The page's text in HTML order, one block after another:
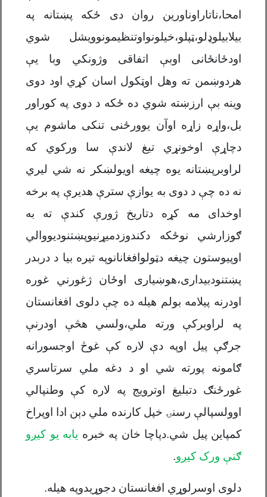
امحا،ناتاراوناورین روان دی ځکه پښتانه په
بیلابیلوډلو،ټپلو،خیلونواوتنظیمونوویشل شوي
اودځانځانی اوبې اتفاقی وژونکي وبا یې
هردوښمن ته وهل اوټکول اسان کړي اود دوی
وینه بې ارزښته شوي ده ځکه د دوی په کوراور
بل،واړه زاړه اوآن یوورځنی تنکی ماشوم یې
دچاړې اوخونړي تیغ لاندې سا ورکوي که
لراوبرپښتانه یوه چیغه اویولښکر نه شي لیري
نه ده چې د دوی به یوازې سترې هدیرې په برخه
اوخدای مه کړه دتاریخ ژورې کندې ته به
ګوزارشي نوځکه دکندوزدمیړنیوپښتنودیووالي
اوپیوستون چیغه دټولوافغانانوپه تیره بیا د دربدر
پښتنودبیداری،هوښیاری اوځان ژغورني غوره
اودرنه پیلامه بولم هیله ده چې دلوی افغانستان
په لراوبرکې ورته ملي،ولسي هڅې اودرنې
جرګې پیل اوپه دې لاره کې غوڅ اوجسورانه
ګامونه پورته شي او د دغه ملي سرتاسري
غورځنګ دتبلیغ اوترویج په لاره کې وطنپالي
اوولسپالې رسنۍ خپل کارنده ملي دېن ادا اوپراخ
کمپاین پیل شي.دپاچا خان په خبره یابه یو کیږو
ګنې ورک کیږو.
دلوی اوسرلوړي افغانستان دجوړیدوپه هیله.